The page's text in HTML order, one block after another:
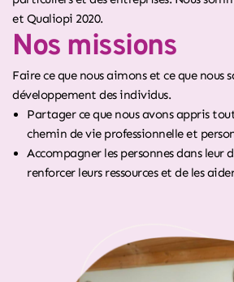
et Qualiopi 2020.
Nos missions
Faire ce que nous aimons et ce que nous
développement des individus.
Partager ce que nous avons appris
chemin de vie professionnelle et
Accompagner les personnes dans leur
renforcer leurs ressources et de les